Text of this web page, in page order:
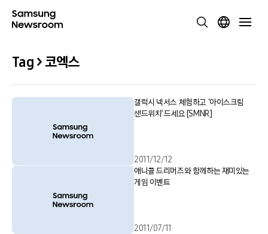
Tag > 코엑스
갤럭시 넥서스 체험하고 ‘아이스크림
샌드위치’ 드세요 [SMNR]
2011/12/12
애니콜 드리머즈와 함께하는 재미있는
게임 이벤트
2011/07/11